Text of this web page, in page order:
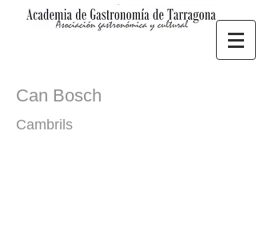
Can Bosch
Cambrils